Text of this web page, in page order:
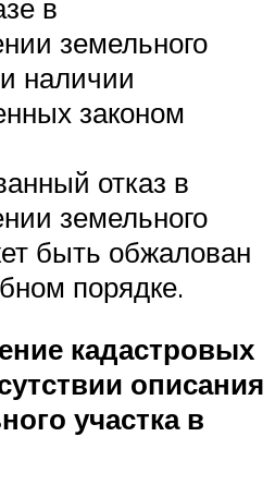
в
земельного
наличии
законом
отказ в
земельного
быть обжалован
порядке.
кадастровых
описания
участка в